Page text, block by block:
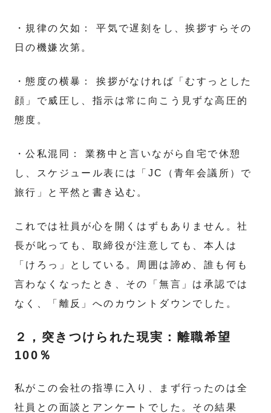
・規律の欠如： 平気で遅刻をし、挨拶すらその
日の機嫌次第。
・態度の横暴： 挨拶がなければ「むすっとした
顔」で威圧し、指示は常に向こう見ずな高圧的
態度。
・公私混同： 業務中と言いながら自宅で休憩
し、スケジュール表には「JC（青年会議所）で
旅行」と平然と書き込む。
これでは社員が心を開くはずもありません。社
長が叱っても、取締役が注意しても、本人は
「けろっ」としている。周囲は諦め、誰も何も
言わなくなったとき、その「無言」は承認では
なく、「離反」へのカウントダウンでした。
２，突きつけられた現実：離職希望
100％
私がこの会社の指導に入り、まず行ったのは全
社員との面談とアンケートでした。その結果